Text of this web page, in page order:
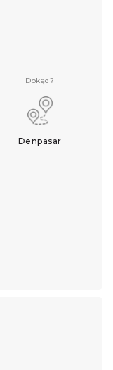
Dokąd?
Denpasar